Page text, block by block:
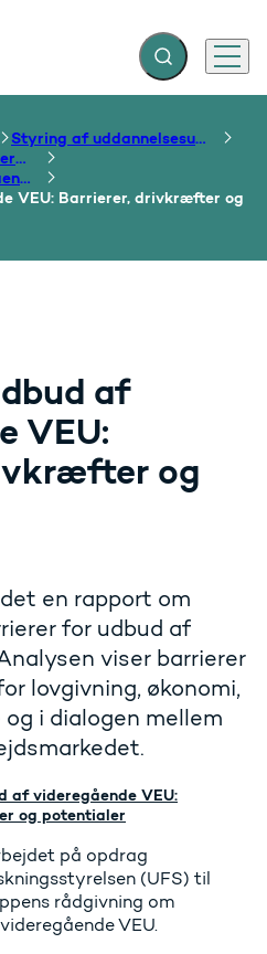
Fold søgefelt ud
Menu
Styring af uddannelsesudbud
Voksen-, efter- og videreuddannelse
Analyser om videregående VEU
VEU: Barrierer, drivkræfter og
af
VEU:
og
en rapport om
for udbud af
viser barrierer
lovgivning, økonomi,
og i dialogen mellem
af videregående VEU:
og potentialer
på opdrag
(UFS) til
rådgivning om
VEU.